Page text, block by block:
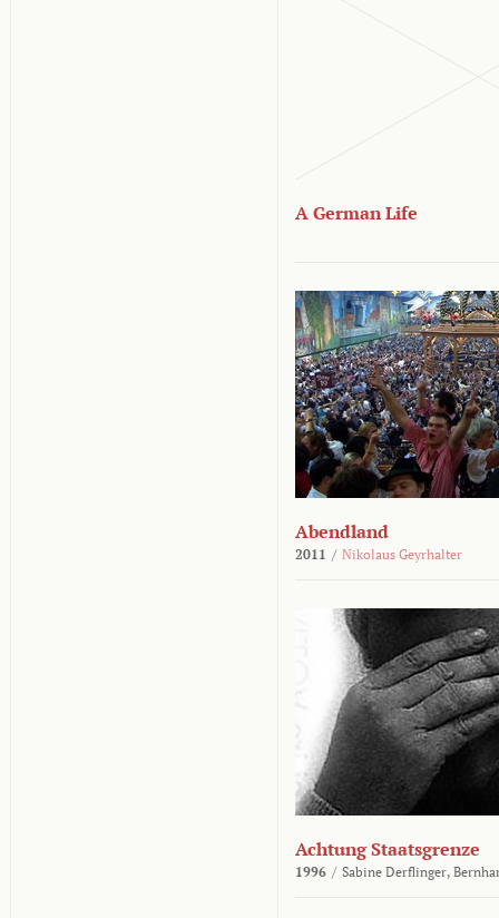
A German Life
Abendland
2011 / Nikolaus Geyrhalter
Achtung Staatsgrenze
1996 / Sabine Derflinger,